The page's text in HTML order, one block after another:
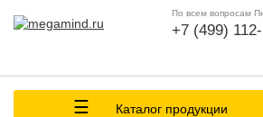
По всем вопросам
+7 (499)
Каталог продукции